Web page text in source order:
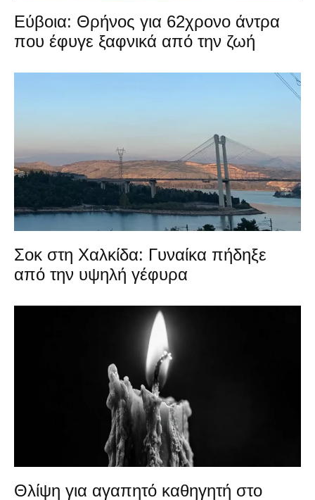
Εύβοια: Θρήνος για 62χρονο άντρα
που έφυγε ξαφνικά από την ζωή
Σοκ στη Χαλκίδα: Γυναίκα πήδηξε
από την υψηλή γέφυρα
Θλίψη για αγαπητό καθηγητή στο